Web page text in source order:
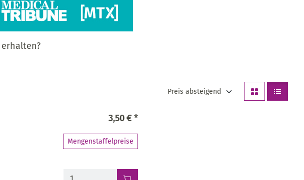
erhalten?
Preis absteigend
3,50 € *
Mengenstaffelpreise